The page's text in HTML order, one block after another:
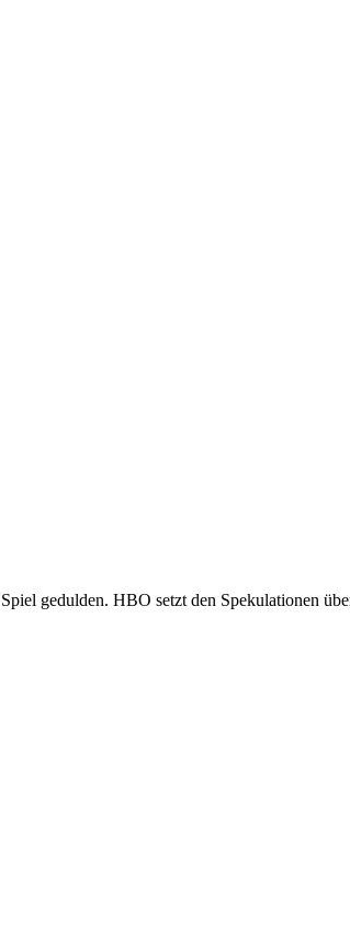
gedulden. HBO setzt den Spekulationen